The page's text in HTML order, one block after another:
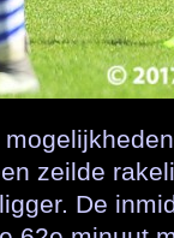
zeilde
De